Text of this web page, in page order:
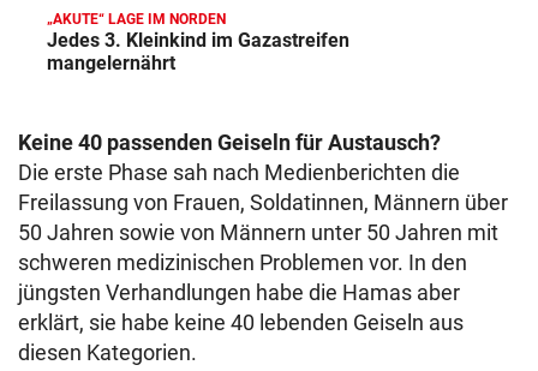
„AKUTE“ LAGE IM NORDEN
Jedes 3. Kleinkind im Gazastreifen
mangelernährt
Keine 40 passenden Geiseln für Austausch?
Die erste Phase sah nach Medienberichten die
Freilassung von Frauen, Soldatinnen, Männern über
50 Jahren sowie von Männern unter 50 Jahren mit
schweren medizinischen Problemen vor. In den
jüngsten Verhandlungen habe die Hamas aber
erklärt, sie habe keine 40 lebenden Geiseln aus
diesen Kategorien.